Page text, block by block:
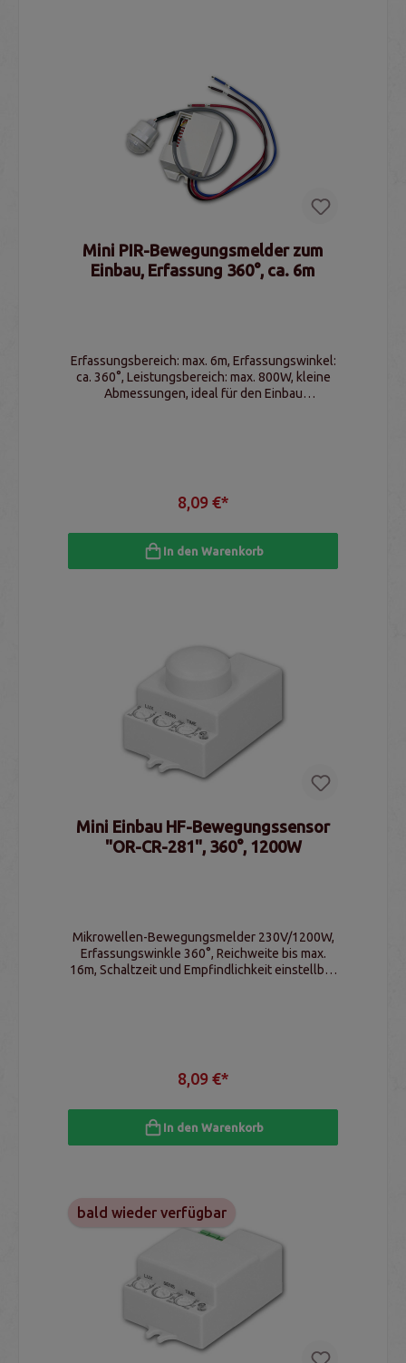
Mini PIR-Bewegungsmelder zum
Einbau, Erfassung 360°, ca. 6m
Erfassungsbereich: max. 6m, Erfassungswinkel:
ca. 360°, Leistungsbereich: max. 800W, kleine
Abmessungen, ideal für den Einbau
8,09 €*
In den Warenkorb
Mini Einbau HF-Bewegungssensor
"OR-CR-281", 360°, 1200W
Mikrowellen-Bewegungsmelder 230V/1200W,
Erfassungswinkle 360°, Reichweite bis max.
16m, Schaltzeit und Empfindlichkeit einstellbar,
8,09 €*
In den Warenkorb
bald wieder verfügbar